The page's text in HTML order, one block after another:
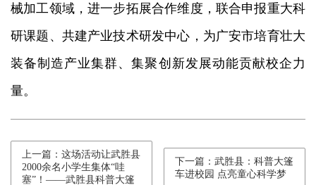
械加工领域，进一步拓展合作维度，联合申报重大科
研课题、共建产业技术研发中心，为广安市培育壮大
装备制造产业集群、集聚创新发展动能贡献校企力
量。
上一篇：这场活动让武胜县
2000余名小学生集体“哇
塞”！——武胜县科普大篷
下一篇：武胜县：科普大篷
车进校园 点亮童心科学梦